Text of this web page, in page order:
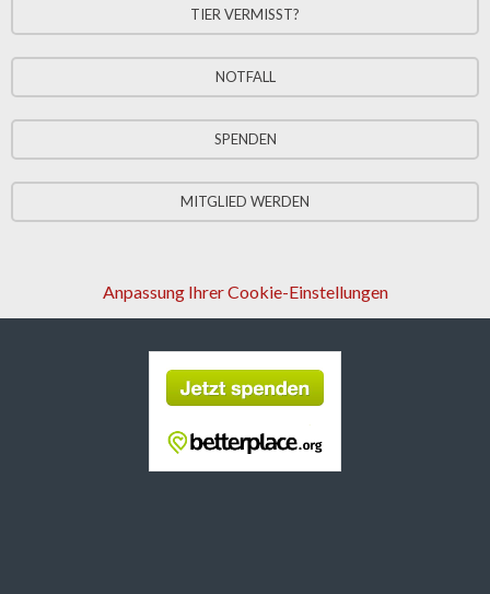
TIER VERMISST?
NOTFALL
SPENDEN
MITGLIED WERDEN
Anpassung Ihrer Cookie-Einstellungen